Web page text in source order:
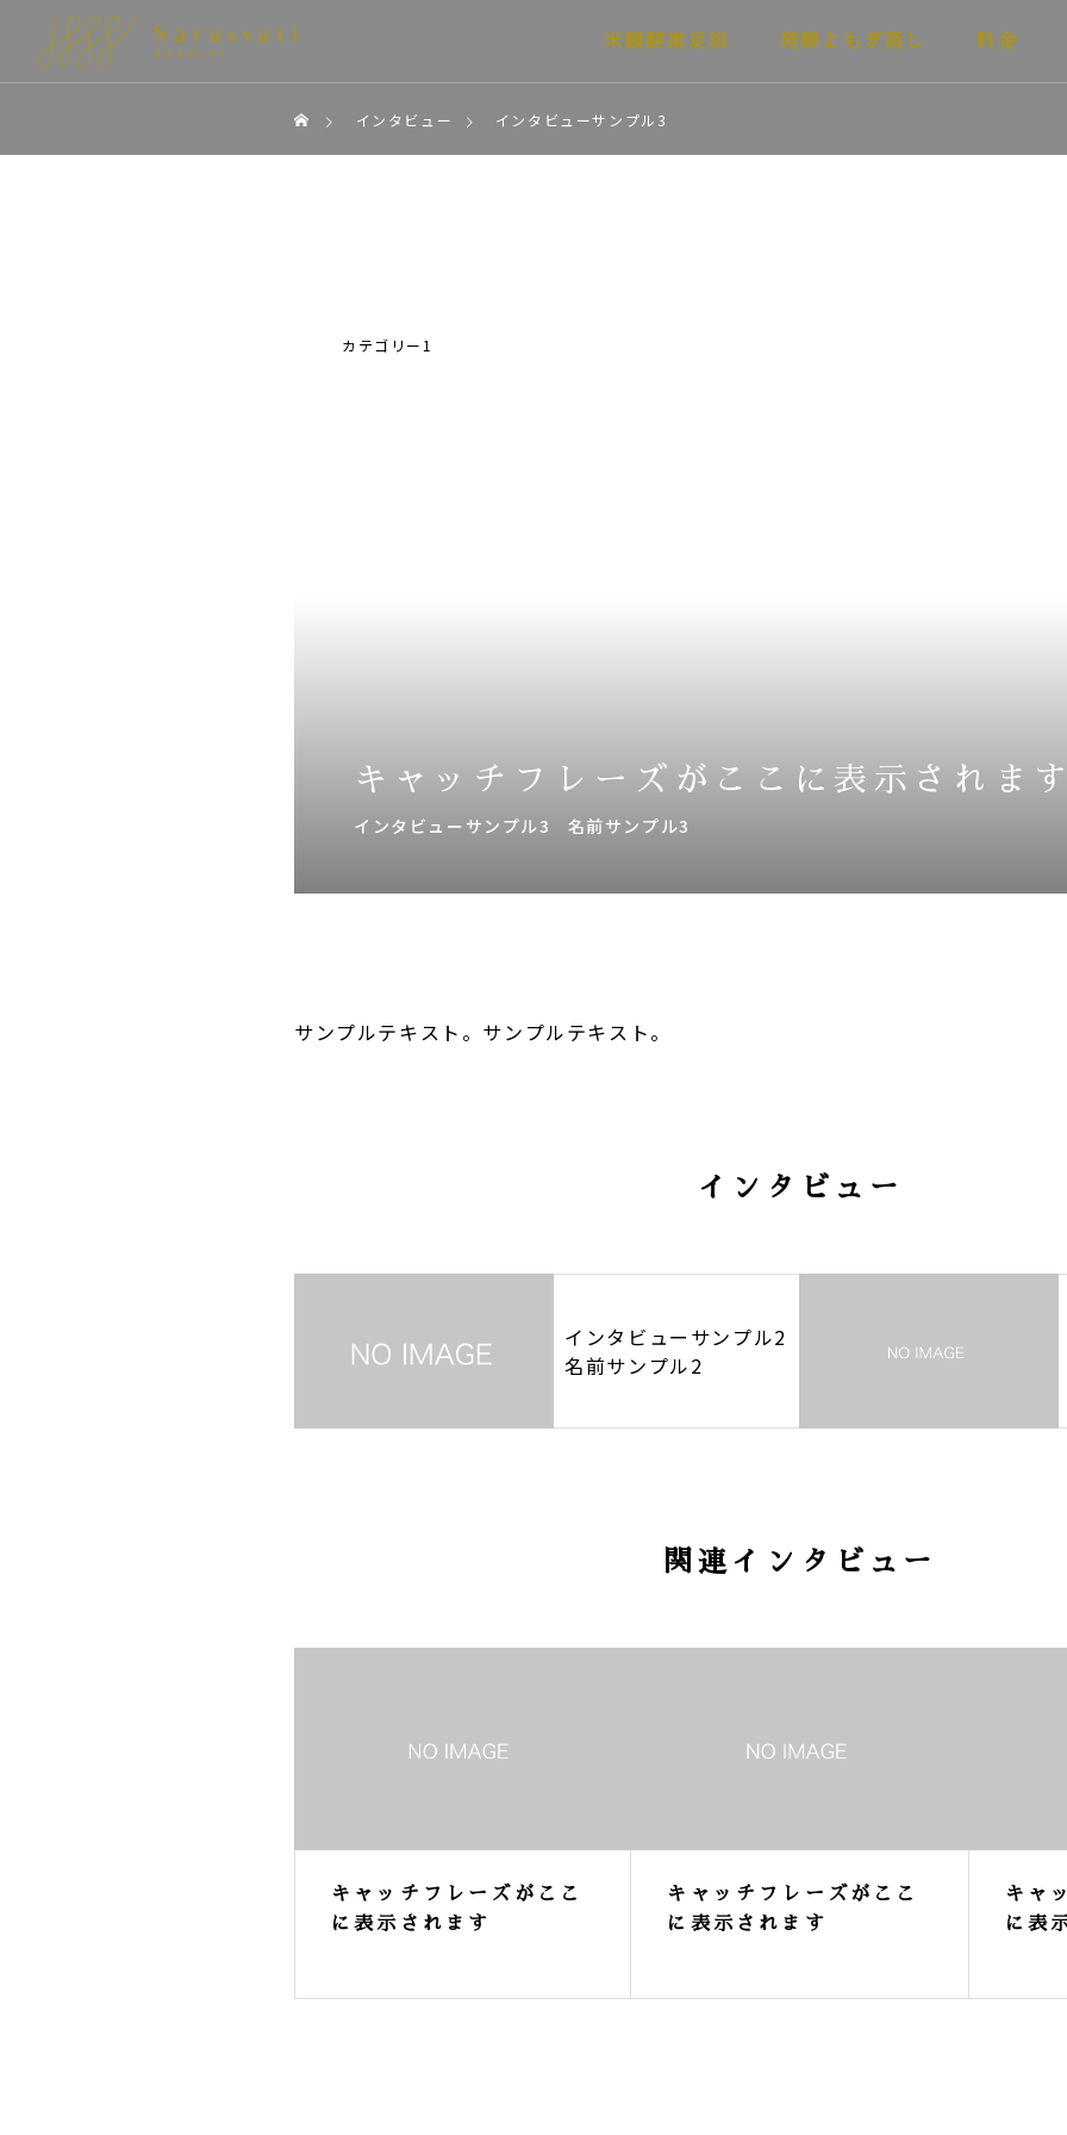
米糠酵素足浴 発酵よもぎ蒸し 料金
インタビュー インタビューサンプル3
カテゴリー1
キャッチフレーズがここに表示されま
インタビューサンプル3 名前サンプル3
サンプルテキスト。サンプルテキスト。
インタビュー
インタビューサンプル2
名前サンプル2
関連インタビュー
キャッチフレーズがここ
に表示されます
キャッチフレーズがここ
に表示されます
キャ
に表